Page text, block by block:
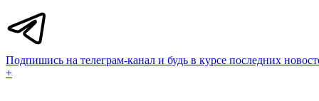
Подпишись на телеграм-канал и будь в курсе последних
+